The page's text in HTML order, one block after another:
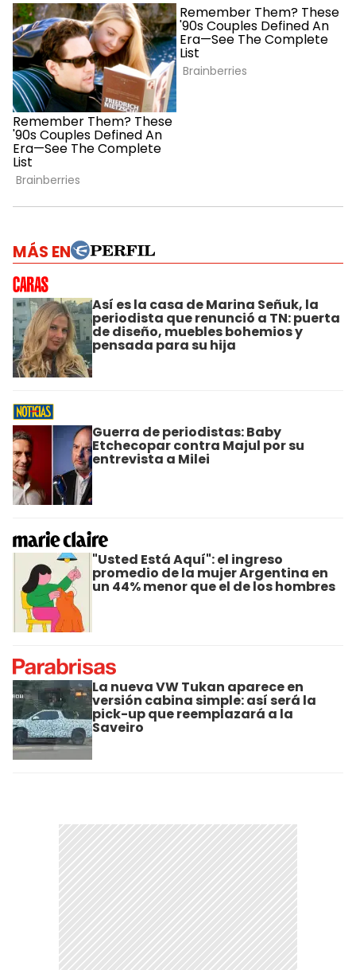
MÁS EN
Así es la casa de Marina Señuk, la
periodista que renunció a TN: puerta
de diseño, muebles bohemios y
pensada para su hija
Guerra de periodistas: Baby
Etchecopar contra Majul por su
entrevista a Milei
"Usted Está Aquí": el ingreso
promedio de la mujer Argentina en
un 44% menor que el de los hombres
La nueva VW Tukan aparece en
versión cabina simple: así será la
pick-up que reemplazará a la
Saveiro